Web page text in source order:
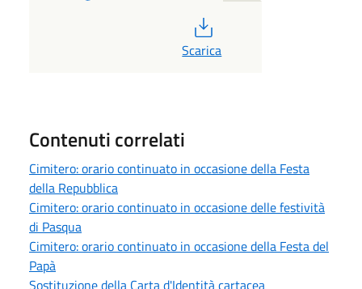
Scarica
Contenuti correlati
Cimitero: orario continuato in occasione della Festa
della Repubblica
Cimitero: orario continuato in occasione delle festività
di Pasqua
Cimitero: orario continuato in occasione della Festa del
Papà
Sostituzione della Carta d'Identità cartacea